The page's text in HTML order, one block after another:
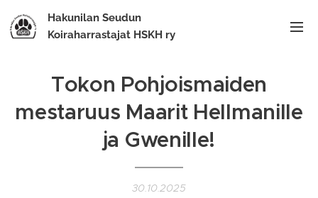
Hakunilan Seudun
Koiraharrastajat HSKH ry
Tokon Pohjoismaiden
mestaruus Maarit Hellmanille
ja Gwenille!
30.10.2025